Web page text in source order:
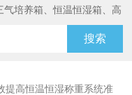
培养箱、恒温恒湿箱、高
提高恒温恒湿称重系统准